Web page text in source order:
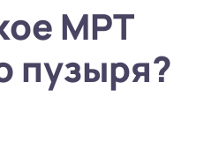
МРТ
пузыря?